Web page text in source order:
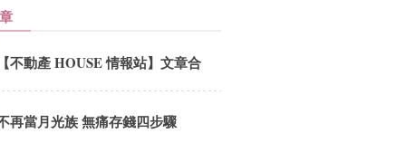
【不動產 HOUSE 情報站】文章合
公告
再當月光族 無痛存錢四步驟